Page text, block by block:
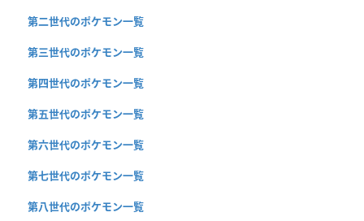
第二世代のポケモン一覧
第三世代のポケモン一覧
第四世代のポケモン一覧
第五世代のポケモン一覧
第六世代のポケモン一覧
第七世代のポケモン一覧
第八世代のポケモン一覧